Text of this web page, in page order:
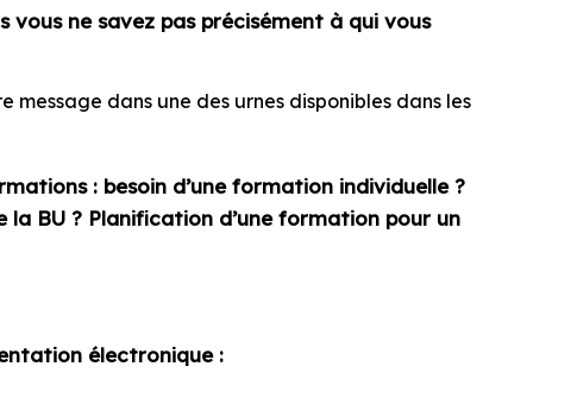
vous ne savez pas précisément à qui vous
message dans une des urnes disponibles dans les
: besoin d’une formation individuelle ?
la BU ? Planification d’une formation pour un
électronique: